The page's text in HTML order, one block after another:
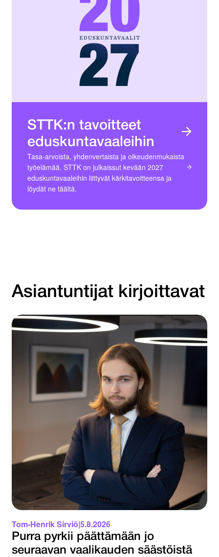
STTK:n tavoitteet
eduskuntavaaleihin
Tasa-arvoista, yhdenvertaista ja oikeudenmukaista
työelämää. STTK on julkaissut kevään 2027
eduskuntavaaleihin liittyvät kärkitavoitteensa ja
löydät ne täältä.
Asiantuntijat kirjoittavat
Tom-Henrik Sirviö|5.8.2026
Purra pyrkii päättämään jo
seuraavan vaalikauden säästöistä